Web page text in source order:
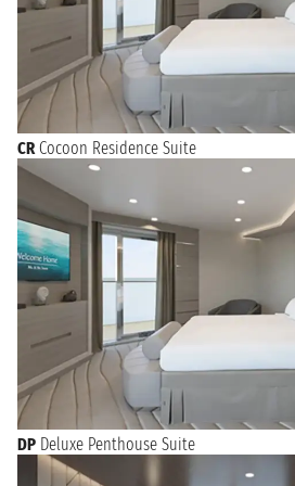
accompagnati da un buon bicchiere di
prima di riprendere la vostra visita
molti turisti durante tutto l’anno e in
il famoso e spettacolareCarnevale di
Ticketcrociere tutte le partenze da
di Carnevale e sarete testimoni di un
genere.
Venezia è famosa anche per le sue
come la “
” e la
unite le vostre passioni a una vacanza
partire da Venezia in questi periodi e
CR Cocoon Residence Suite
DP Deluxe Penthouse Suite